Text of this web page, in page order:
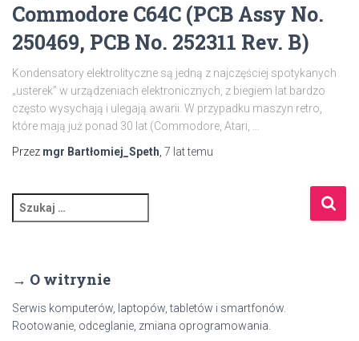
Commodore C64C (PCB Assy No.
250469, PCB No. 252311 Rev. B)
Kondensatory elektrolityczne są jedną z najczęściej spotykanych
„usterek” w urządzeniach elektronicznych, z biegiem lat bardzo
często wysychają i ulegają awarii. W przypadku maszyn retro,
które mają już ponad 30 lat (Commodore, Atari, …
Przez mgr Bartłomiej_Speth 7 lattemu
z
:
→ O witrynie
Serwis komputerów, laptopów, tabletów i smartfonów.
Rootowanie, odceglanie, zmiana oprogramowania.